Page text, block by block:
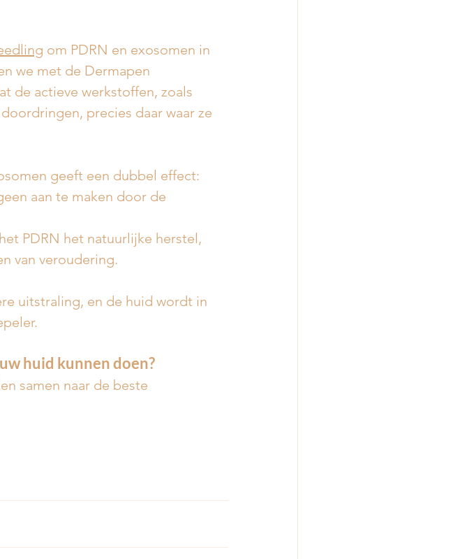
om PDRN en exosomen in
we met de Dermapen
de actieve werkstoffen, zoals
precies daar waar ze
geeft een dubbel effect:
aan te maken door de
PDRN het natuurlijke herstel,
van veroudering.
uitstraling, en de huid wordt in
huid kunnen doen?
samen naar de beste